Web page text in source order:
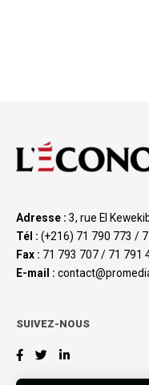
Adresse : 3, rue El
Tél : (+216) 71 790 773 /
Fax : 71 793 707 / 71 791
E-mail :
SUIVEZ-NOUS